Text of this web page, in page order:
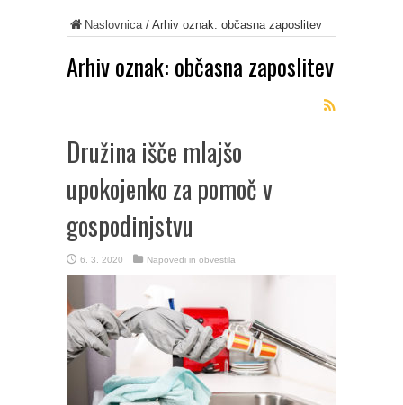
Naslovnica/ Arhiv oznak: občasna zaposlitev
Arhiv oznak: občasna zaposlitev
Družina išče mlajšo
upokojenko za pomoč v
gospodinjstvu
6. 3. 2020 Napovedi in obvestila